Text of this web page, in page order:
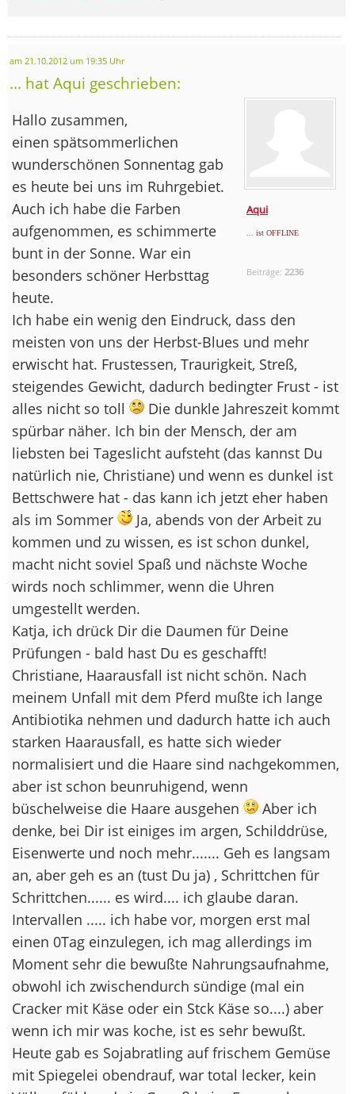
am 21.10.2012 um 19:35 Uhr
... hat Aqui geschrieben:
Aqui
... ist OFFLINE
Beiträge: 2236
Hallo zusammen,
einen spätsommerlichen
wunderschönen Sonnentag gab
es heute bei uns im Ruhrgebiet.
Auch ich habe die Farben
aufgenommen, es schimmerte
bunt in der Sonne. War ein
besonders schöner Herbsttag
heute.
Ich habe ein wenig den Eindruck, dass den
meisten von uns der Herbst-Blues und mehr
erwischt hat. Frustessen, Traurigkeit, Streß,
steigendes Gewicht, dadurch bedingter Frust - ist
alles nicht so toll
Die dunkle Jahreszeit kommt
spürbar näher. Ich bin der Mensch, der am
liebsten bei Tageslicht aufsteht (das kannst Du
natürlich nie, Christiane) und wenn es dunkel ist
Bettschwere hat - das kann ich jetzt eher haben
als im Sommer
Ja, abends von der Arbeit zu
kommen und zu wissen, es ist schon dunkel,
macht nicht soviel Spaß und nächste Woche
wirds noch schlimmer, wenn die Uhren
umgestellt werden.
Katja, ich drück Dir die Daumen für Deine
Prüfungen - bald hast Du es geschafft!
Christiane, Haarausfall ist nicht schön. Nach
meinem Unfall mit dem Pferd mußte ich lange
Antibiotika nehmen und dadurch hatte ich auch
starken Haarausfall, es hatte sich wieder
normalisiert und die Haare sind nachgekommen,
aber ist schon beunruhigend, wenn
büschelweise die Haare ausgehen
Aber ich
denke, bei Dir ist einiges im argen, Schilddrüse,
Eisenwerte und noch mehr....... Geh es langsam
an, aber geh es an (tust Du ja) , Schrittchen für
Schrittchen...... es wird.... ich glaube daran.
Intervallen ..... ich habe vor, morgen erst mal
einen 0Tag einzulegen, ich mag allerdings im
Moment sehr die bewußte Nahrungsaufnahme,
obwohl ich zwischendurch sündige (mal ein
Cracker mit Käse oder ein Stck Käse so....) aber
wenn ich mir was koche, ist es sehr bewußt.
Heute gab es Sojabratling auf frischem Gemüse
mit Spiegelei obendrauf, war total lecker, kein